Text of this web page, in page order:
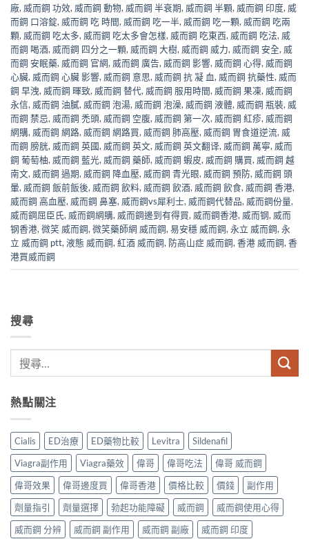
廠, 威而鋼 功效, 威而鋼 動物, 威而鋼 半衰期, 威而鋼 半顆, 威而鋼 印度, 威
而鋼 口溶錠, 威而鋼 吃 時間, 威而鋼 吃一半, 威而鋼 吃一顆, 威而鋼 吃兩
顆, 威而鋼 吃太多, 威而鋼 吃太多會怎樣, 威而鋼 吃東西, 威而鋼 吃法, 威
而鋼 喝酒, 威而鋼 四分之一顆, 威而鋼 大樹, 威而鋼 威力, 威而鋼 安全, 威
而鋼 安眠藥, 威而鋼 官網, 威而鋼 廣告, 威而鋼 影響, 威而鋼 心得, 威而鋼
心臟, 威而鋼 心臟 影響, 威而鋼 意思, 威而鋼 抗 凝 血, 威而鋼 抗藥性, 威而
鋼 早洩, 威而鋼 暉致, 威而鋼 替代, 威而鋼 服用時間, 威而鋼 果凍, 威而鋼
永信, 威而鋼 油膩, 威而鋼 泡湯, 威而鋼 泡澡, 威而鋼 液體, 威而鋼 瓶裝, 威
而鋼 禁忌, 威而鋼 禿頭, 威而鋼 空腹, 威而鋼 第一次, 威而鋼 紅疹, 威而鋼
網購, 威而鋼 網路, 威而鋼 網路買, 威而鋼 肺高壓, 威而鋼 胃食道逆流, 威
而鋼 膀胱, 威而鋼 英國, 威而鋼 英文, 威而鋼 英文翻译, 威而鋼 萬寧, 威而
鋼 葡萄柚, 威而鋼 藍光, 威而鋼 藥師, 威而鋼 蝦皮, 威而鋼 購買, 威而鋼 越
南文, 威而鋼 過期, 威而鋼 降血壓, 威而鋼 青光眼, 威而鋼 預防, 威而鋼 頭
暈, 威而鋼 飯前飯後, 威而鋼 飲料, 威而鋼 飲酒, 威而鋼 飲食, 威而鋼 香港,
威而鋼 高血壓, 威而鋼 鼻塞, 威而鋼vs犀利士, 威而鋼代替品, 威而鋼份量,
威而鋼屈臣氏, 威而鋼網購, 威而鋼邊到有得買, 威而鋼香港, 威而钢, 威而
钢香港, 微笑 威而鋼, 微笑藥師網 威而鋼, 易安穩 威而鋼, 永立 威而鋼, 永
立 威而鋼 ptt, 液態 威而鋼, 紅酒 威而鋼, 防高山症 威而鋼, 香港 威而鋼, 香
港買威而鋼
搜尋
熱點關注
Cialis ED治療 ED藥物比較 Levitra
Sildenafil
Viagra副作用
Viagra藥效 偉哥 偉哥吃法
偉哥 威而鋼
偉哥效果
偉哥邊度買 偉哥香港 價格比較 價錢
副作用
劑量指引
劑量選擇 勃起功能障礙 威而鋼
威而鋼使用心得
威而鋼 分辨
威而鋼 副作用 威而鋼 副廠 威而鋼 印度